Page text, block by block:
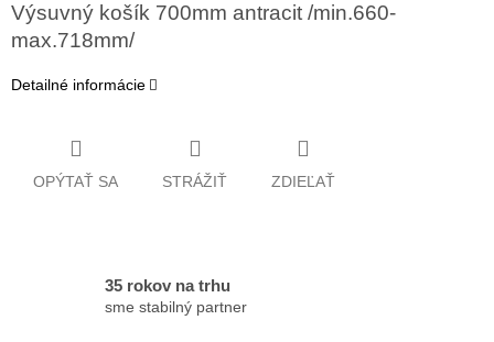
Výsuvný košík 700mm antracit /min.660-
max.718mm/
Detailné informácie
OPÝTAŤ SA STRÁŽIŤ ZDIEĽAŤ
35 rokov na trhu
sme stabilný partner